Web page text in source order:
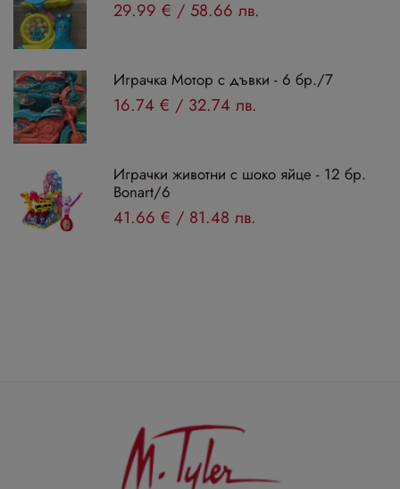
29.99 € / 58.66 лв.
Играчка Мотор с дъвки - 6 бр./7
16.74 € / 32.74 лв.
Играчки животни с шоко яйце - 12 бр.
Bonart/6
41.66 € / 81.48 лв.